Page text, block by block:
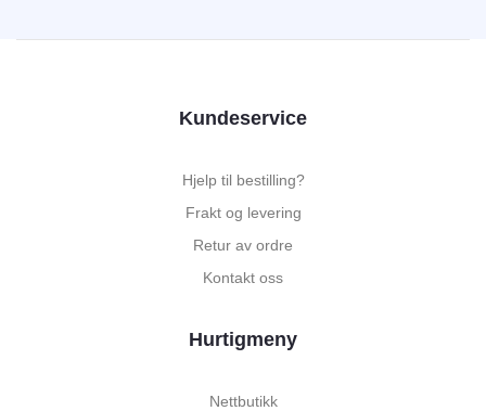
Kundeservice
Hjelp til bestilling?
Frakt og levering
Retur av ordre
Kontakt oss
Hurtigmeny
Nettbutikk